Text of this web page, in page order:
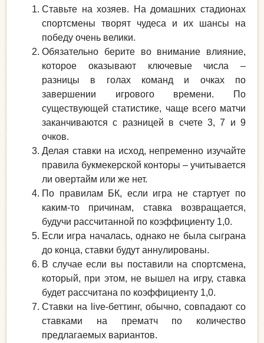
Ставьте на хозяев. На домашних стадионах
спортсмены творят чудеса и их шансы на
победу очень велики.
Обязательно берите во внимание влияние,
которое оказывают ключевые числа –
разницы в голах команд и очках по
завершении игрового времени. По
существующей статистике, чаще всего матчи
заканчиваются с разницей в счете 3, 7 и 9
очков.
Делая ставки на исход, непременно изучайте
правила букмекерской конторы – учитывается
ли овертайм или же нет.
По правилам БК, если игра не стартует по
каким-то причинам, ставка возвращается,
будучи рассчитанной по коэффициенту 1,0.
Если игра началась, однако не была сыграна
до конца, ставки будут аннулированы.
В случае если вы поставили на спортсмена,
который, при этом, не вышел на игру, ставка
будет рассчитана по коэффициенту 1,0.
Ставки на live-беттинг, обычно, совпадают со
ставками на прематч по количество
предлагаемых вариантов.